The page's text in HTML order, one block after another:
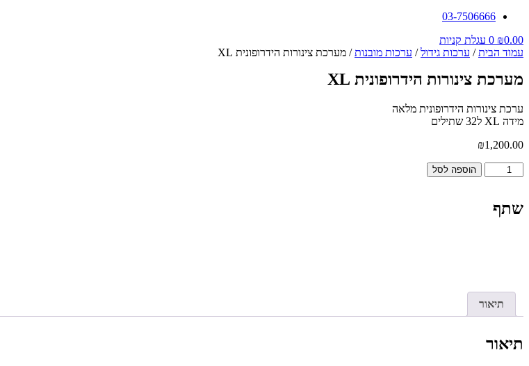
03-7506666
₪0.00
0 עגלת קניות
עמוד הבית/ ערכות גידול/ ערכות מובנות/ מערכת צינורות הידרופונית XL
מערכת צינורות הידרופונית XL
ערכת צינורות הידרופונית מלאה
מידה XL ל32 שתילים
₪1,200.00
כמות
של
צינורות
הידרופונית
הוספה לסל
שתף
תיאור
תיאור